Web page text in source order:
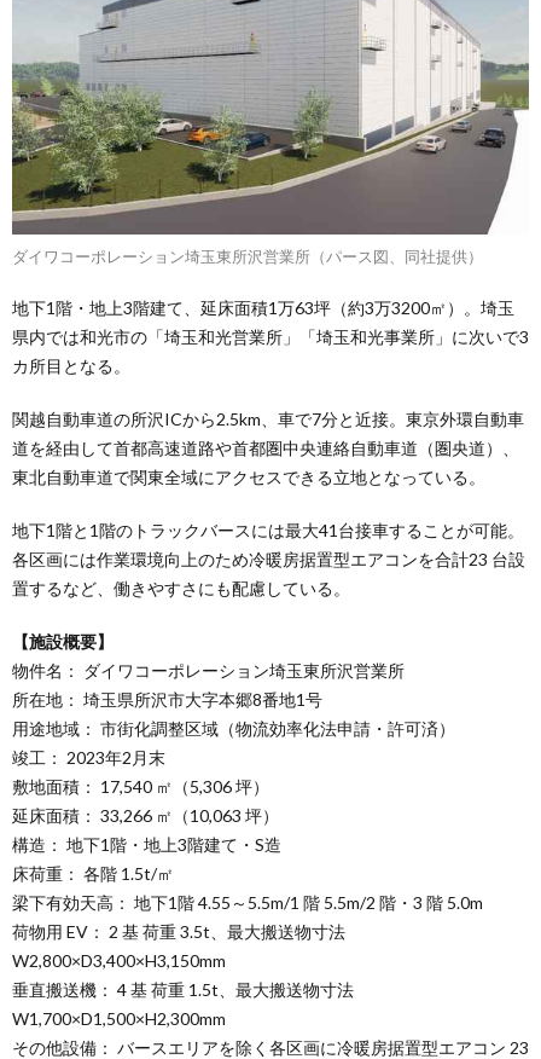
ダイワコーポレーション埼玉東所沢営業所（パース図、同社提供）
地下1階・地上3階建て、延床面積1万63坪（約3万3200㎡）。埼玉
県内では和光市の「埼玉和光営業所」「埼玉和光事業所」に次いで3
カ所目となる。
関越自動車道の所沢ICから2.5km、車で7分と近接。東京外環自動車
道を経由して首都高速道路や首都圏中央連絡自動車道（圏央道）、
東北自動車道で関東全域にアクセスできる立地となっている。
地下1階と1階のトラックバースには最大41台接車することが可能。
各区画には作業環境向上のため冷暖房据置型エアコンを合計23 台設
置するなど、働きやすさにも配慮している。
【施設概要】
物件名： ダイワコーポレーション埼玉東所沢営業所
所在地： 埼玉県所沢市大字本郷8番地1号
用途地域： 市街化調整区域（物流効率化法申請・許可済）
竣工： 2023年2月末
敷地面積： 17,540 ㎡（5,306 坪）
延床面積： 33,266 ㎡（10,063 坪）
構造： 地下1階・地上3階建て・S造
床荷重： 各階 1.5t/㎡
梁下有効天高： 地下1階 4.55～5.5m/1 階 5.5m/2 階・3 階 5.0m
荷物用 EV： 2 基 荷重 3.5t、最大搬送物寸法
W2,800×D3,400×H3,150mm
垂直搬送機： 4 基 荷重 1.5t、最大搬送物寸法
W1,700×D1,500×H2,300mm
その他設備： バースエリアを除く各区画に冷暖房据置型エアコン 23